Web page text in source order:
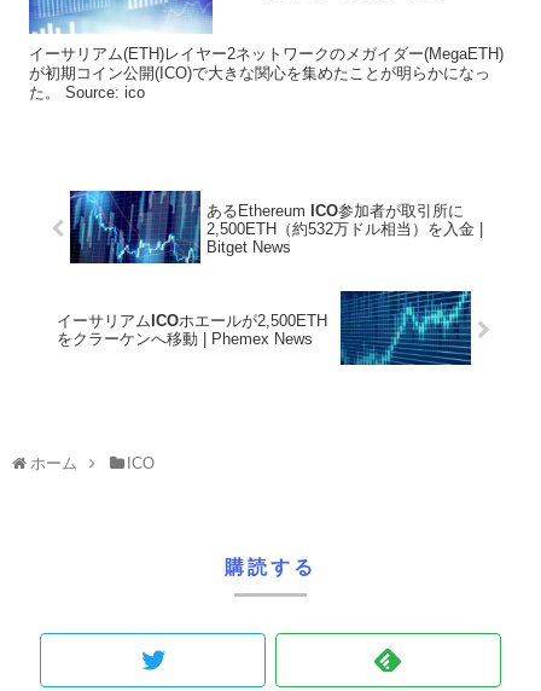
イーサリアム(ETH)レイヤー2ネットワークのメガイダー(MegaETH)
が初期コイン公開(ICO)で大きな関心を集めたことが明らかになっ
た。 Source: ico
あるEthereum ICO参加者が取引所に
2,500ETH（約532万ドル相当）を入金 |
Bitget News
イーサリアム ICOホエールが2,500ETH
をクラーケンへ移動 | Phemex News
ホーム ICO
購読する